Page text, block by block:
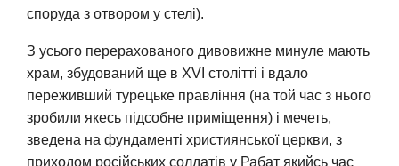
споруда з отвором у стелі).
З усього перерахованого дивовижне минуле мають
храм, збудований ще в XVI столітті і вдало
переживший турецьке правління (на той час з нього
зробили якесь підсобне приміщення) і мечеть,
зведена на фундаменті християнської церкви, з
приходом російських солдатів у Рабат якийсь час